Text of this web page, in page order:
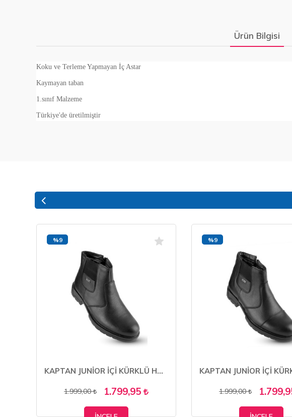
Ürün Bilgisi
Koku ve Terleme Yapmayan İç Astar
Kaymayan taban
1.sınıf Malzeme
Türkiye'de üretilmiştir
KAPTAN JUNİOR İÇİ KÜRKLÜ HAKİKİ DERİ KIŞLIK ERKEK BOT MFRE 220
1.999,00 1.799,95
%9
1.999,00
%9